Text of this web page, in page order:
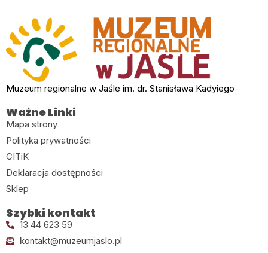
Muzeum regionalne w Jaśle im. dr. Stanisława Kadyiego
Ważne Linki
Mapa strony
Polityka prywatności
CITiK
Deklaracja dostępności
Sklep
Szybki kontakt
13 44 623 59
kontakt@muzeumjaslo.pl